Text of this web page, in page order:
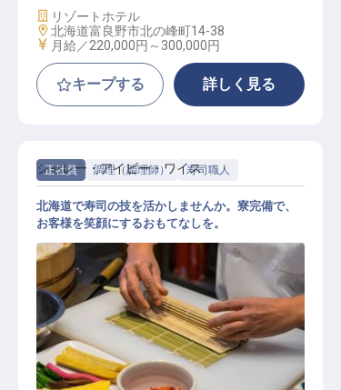
施設業態
リゾートホテル
勤務地
北海道富良野市北の峰町14-38
給与
月給／220,000円～ 300,000円
キープする 詳しく見る
正社員 調理（調理師） 寿司職人
寿司スタッフ
シャレー・アイビー・ワイス
北海道で寿司の技を活かしませんか。寮完備で、
お客様を笑顔にするおもてなしを。